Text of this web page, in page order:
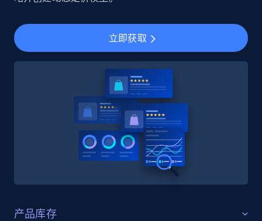
立即获取
产品库存